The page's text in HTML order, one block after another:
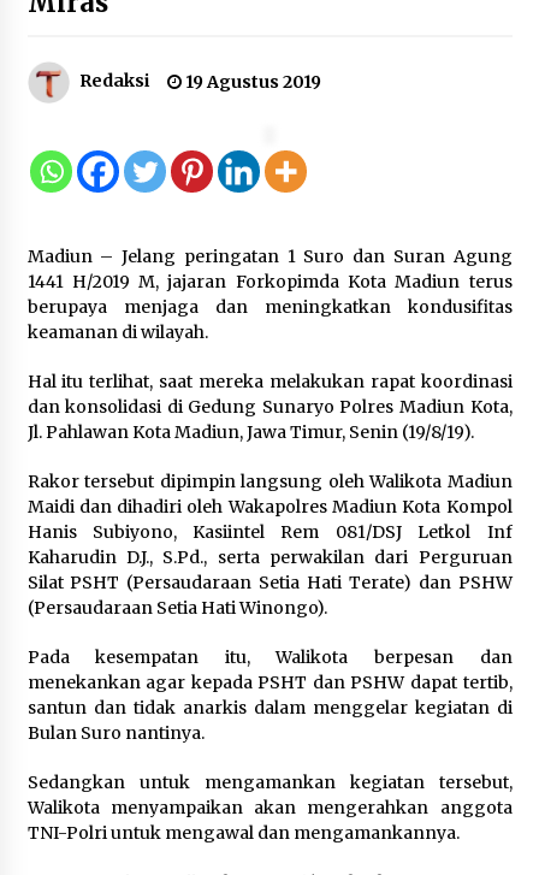
8 Agustus 2026
9 Kopi Botol Terbaik yang Praktis
8 Agustus 2026
Kemenpar Turut Perkuat
Pengembangan KEK Samota
sebagai Destinasi Wisata Bahari
8 Agustus 2026
Festival Lembah Baliem Perkuat
Ekonomi Masyarakat Papua
Pegunungan
Bakteri Yogurt, Kenali Manfaatnya
8 Agustus 2026
Redaksi 19 Agustus 2019
Madiun – Jelang peringatan 1 Suro dan Suran Agung
1441 H/2019 M, jajaran Forkopimda Kota Madiun terus
berupaya menjaga dan meningkatkan kondusifitas
keamanan di wilayah.
Hal itu terlihat, saat mereka melakukan rapat koordinasi
dan konsolidasi di Gedung Sunaryo Polres Madiun Kota,
Jl. Pahlawan Kota Madiun, Jawa Timur, Senin (19/8/19).
Rakor tersebut dipimpin langsung oleh Walikota Madiun
Maidi dan dihadiri oleh Wakapolres Madiun Kota Kompol
Hanis Subiyono, Kasiintel Rem 081/DSJ Letkol Inf
Kaharudin D.J., S.Pd., serta perwakilan dari Perguruan
Silat PSHT (Persaudaraan Setia Hati Terate) dan PSHW
(Persaudaraan Setia Hati Winongo).
Pada kesempatan itu, Walikota berpesan dan
menekankan agar kepada PSHT dan PSHW dapat tertib,
santun dan tidak anarkis dalam menggelar kegiatan di
Bulan Suro nantinya.
Sedangkan untuk mengamankan kegiatan tersebut,
Walikota menyampaikan akan mengerahkan anggota
TNI-Polri untuk mengawal dan mengamankannya.